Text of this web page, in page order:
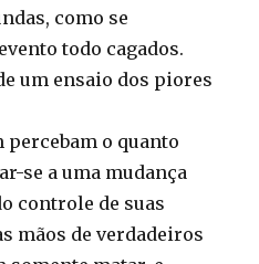
como se
todo cagados.
um ensaio dos piores
percebam o quanto
se a uma mudança
controle de suas
mãos de verdadeiros